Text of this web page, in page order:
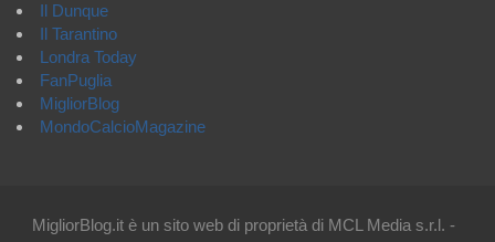
Il Dunque
Il Tarantino
Londra Today
FanPuglia
MigliorBlog
MondoCalcioMagazine
MigliorBlog.it è un sito web di proprietà di MCL Media s.r.l. -